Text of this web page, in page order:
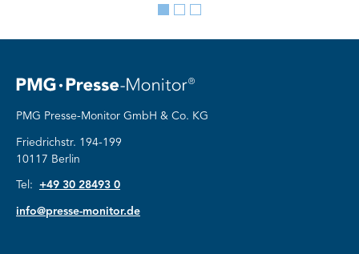
Go
slide
Go
slide
Go
slide
PMG Presse-Monitor GmbH & Co. KG
Friedrichstr. 194-199
10117 Berlin
Tel: +49 30 28493 0
info@presse-monitor.de